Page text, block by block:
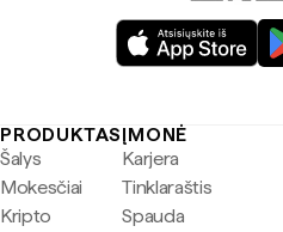
PRODUKTAS
Šalys
Mokesčiai
Kripto
ĮMONĖ
Karjera
Tinklaraštis
Spauda